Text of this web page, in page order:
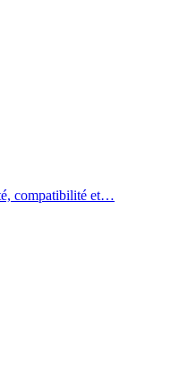
compatibilité et…